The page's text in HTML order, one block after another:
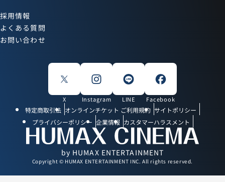
採用情報
よくある質問
お問い合わせ
X Instagram LINE Facebook
特定商取引法 オンラインチケット ご利用規約 サイトポリシー
プライバシーポリシー 企業情報 カスタマーハラスメント
by HUMAX ENTERTAINMENT
Copyright © HUMAX ENTERTAINMENT INC. All rights reserved.